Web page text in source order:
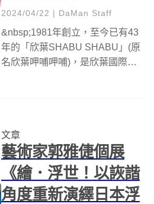
2024/04/22 | DaMan Staff
&nbsp;1981年創立，至今已有43
年的「欣葉SHABU SHABU」(原
名欣葉呷哺呷哺)，是欣葉國際餐
原點，更是早年...
文章
藝術家郭雅倢個展
《繪．浮世！以詼諧
角度重新演繹日本浮